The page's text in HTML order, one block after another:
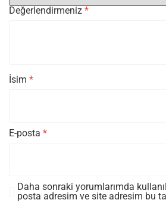
Değerlendirmeniz *
İsim *
E-posta *
Daha sonraki yorumlarımda
posta adresim ve site adresim bu